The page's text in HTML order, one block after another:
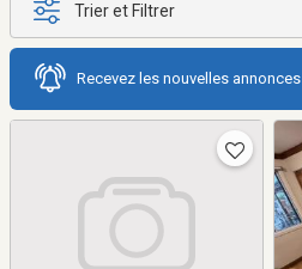
Trier et Filtrer
Recevez les nouvelles annonces